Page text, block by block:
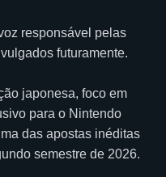
responsável pelas
futuramente.
japonesa, foco em
para o Nintendo
das apostas inéditas
semestre de 2026.